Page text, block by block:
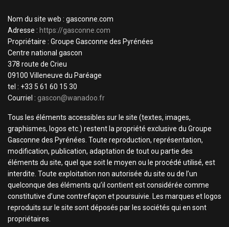
Nom du site web : gasconne.com
Adresse : https://gasconne.com
Propriétaire : Groupe Gasconne des Pyrénées
Centre national gascon
378 route de Crieu
09100 Villeneuve du Paréage
tel : +33 5 61 60 15 30
Courriel : gascon@wanadoo.fr
Tous les éléments accessibles sur le site (textes, images,
graphismes, logos etc.) restent la propriété exclusive du Groupe
Gasconne des Pyrénées. Toute reproduction, représentation,
modification, publication, adaptation de tout ou partie des
éléments du site, quel que soit le moyen ou le procédé utilisé, est
interdite. Toute exploitation non autorisée du site ou de l’un
quelconque des éléments qu’il contient est considérée comme
constitutive d’une contrefaçon et poursuivie. Les marques et logos
reproduits sur le site sont déposés par les sociétés qui en sont
propriétaires.